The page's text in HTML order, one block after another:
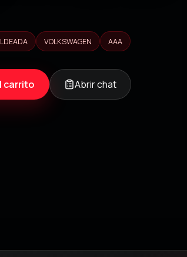
VOLKSWAGEN AAA
carrito Abrir chat